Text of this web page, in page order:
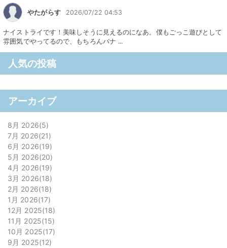
やたがらす 2026/07/22 04:53
ナイストライです！美味しそうに見えるのになあ。僕もごっこ遊びとして
雰囲気でやってるので、もちろんバナ ...
人気の投稿
アーカイブ
8月 2026 5
7月 2026 21
6月 2026 19
5月 2026 20
4月 2026 19
3月 2026 18
2月 2026 18
1月 2026 17
12月 2025 18
11月 2025 15
10月 2025 17
9月 2025 12